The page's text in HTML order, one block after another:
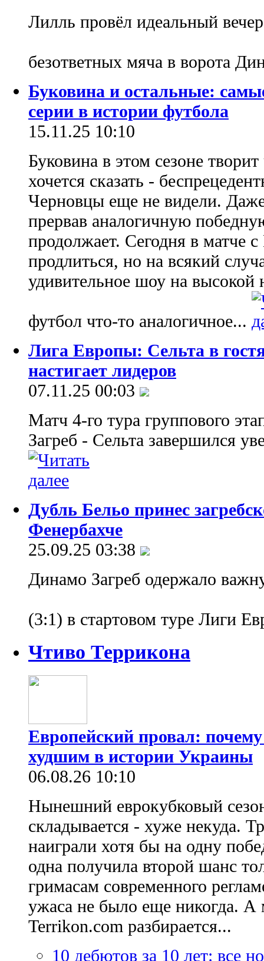
Лилль провёл идеальный
безответных мяча в ворота
Буковина и остальные:
серии в истории футбола
15.11.25 10:10
Буковина в этом сезоне
хочется сказать -
Черновцы еще не видели.
прервав аналогичную
продолжает. Сегодня в матче
продлиться, но на всякий
удивительное шоу на высокой
футбол что-то аналогичное...
Лига Европы: Сельта в
настигает лидеров
07.11.25 00:03
Матч 4-го тура группового
Загреб - Сельта завершился
Дубль Бельо принес
Фенербахче
25.09.25 03:38
Динамо Загреб одержало
(3:1) в стартовом туре Лиги
Чтиво Террикона
Европейский провал:
худшим в истории Украины
06.08.26 10:10
Нынешний еврокубковый
складывается - хуже некуда.
наиграли хотя бы на одну
одна получила второй шанс
гримасам современного
ужаса не было еще никогда. А
Terrikon.com разбирается...
10 дебютов за 10 лет: все